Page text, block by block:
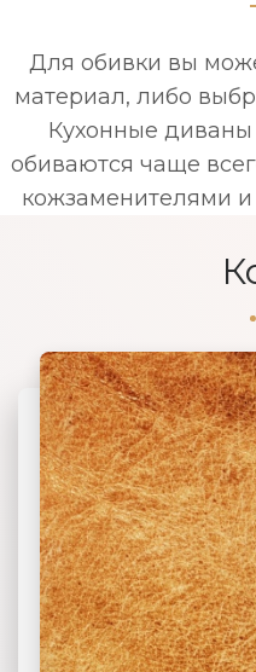
Для обивки вы
материал, либо
Кухонные
обиваются чаще
кожзаменителями
04 ЗАМША
03 ИСКУССТВЕННАЯ